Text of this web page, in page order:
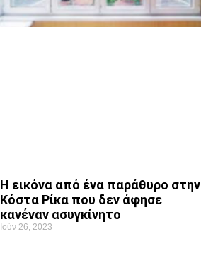
Η εικόνα από ένα παράθυρο στην
Κόστα Ρίκα που δεν άφησε
κανέναν ασυγκίνητο
Ιούν 26, 2023